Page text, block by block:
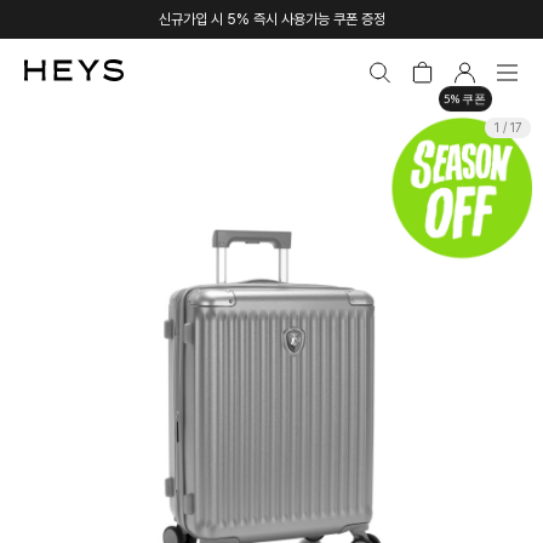
신규가입 시 5% 즉시 사용가능 쿠폰 증정
5% 쿠폰
1 / 17